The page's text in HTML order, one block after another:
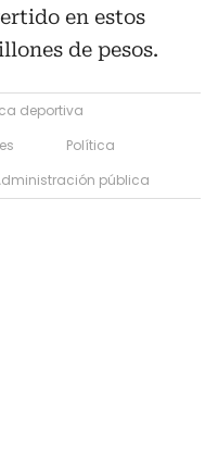
en estos
de pesos.
deportiva
Política
pública